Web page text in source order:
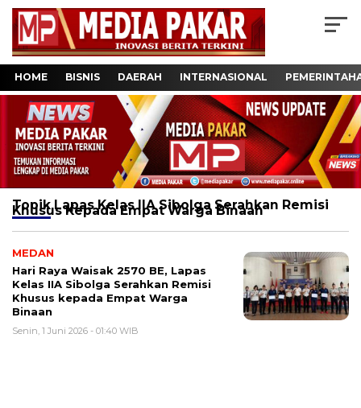
HOME BISNIS DAERAH INTERNASIONAL
Topik Lapas Kelas IIA Sibolga Serahkan Remisi
Khusus Kepada Empat Warga Binaan
MEDAN
Hari Raya Waisak 2570 BE, Lapas
Kelas IIA Sibolga Serahkan Remisi
Khusus kepada Empat Warga
Binaan
Senin, 1 Juni 2026 - 01:40 WIB